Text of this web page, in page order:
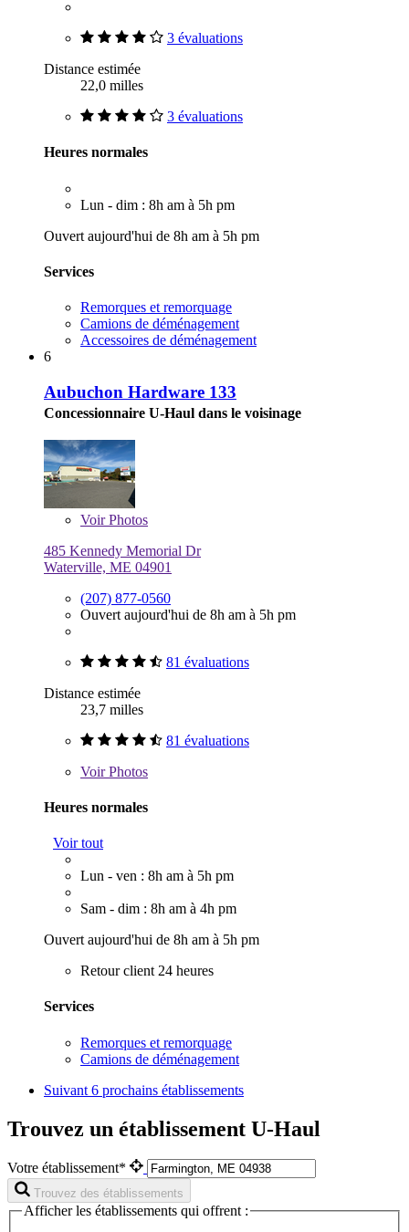
3 évaluations
Distance estimée
22,0 milles
3 évaluations
Heures normales
Lun - dim : 8h am à 5h pm
Ouvert aujourd'hui de 8h am à 5h pm
Services
Remorques et remorquage
Camions de déménagement
Accessoires de déménagement
6
Aubuchon Hardware 133
Concessionnaire U-Haul dans le voisinage
VoirPhotos
485 Kennedy Memorial Dr
Waterville, ME 04901
(207) 877-0560
Ouvert aujourd'hui de 8h am à 5h pm
81 évaluations
Distance estimée
23,7 milles
81 évaluations
VoirPhotos
Heures normales
Voir tout
Lun - ven : 8h am à 5h pm
Sam - dim : 8h am à 4h pm
Ouvert aujourd'hui de 8h am à 5h pm
Retour client 24 heures
Services
Remorques et remorquage
Camions de déménagement
Suivant 6 prochains établissements
Trouvez un établissement U-Haul
Votre établissement*
Trouvez des établissements
Afficher les établissements qui offrent :